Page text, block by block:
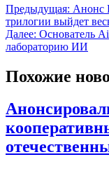
Предыдущая: Анонс
трилогии выйдет
Далее: Основатель
лабораторию ИИ
Похожие